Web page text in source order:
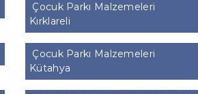
Çocuk Parkı Malzemeleri
Kırklareli
Çocuk Parkı Malzemeleri
Kütahya